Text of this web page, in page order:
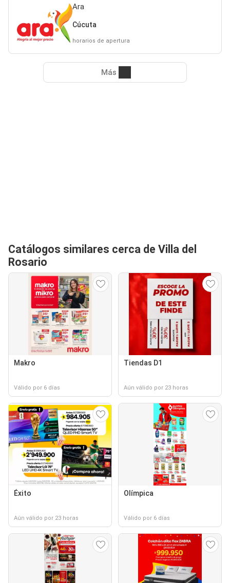
Ara
Cúcuta
horarios de apertura
Más
Catálogos similares cerca de Villa del
Rosario
Makro
Válido por 6 días
Tiendas D1
Aún válido por 23 horas
Éxito
Aún válido por 23 horas
Olímpica
Válido por 6 días